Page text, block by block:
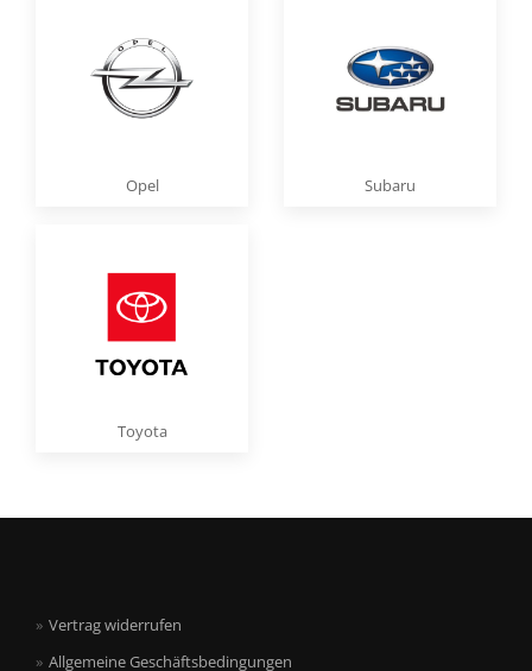
Opel Subaru
Toyota
Vertrag widerrufen
Allgemeine Geschäftsbedingungen